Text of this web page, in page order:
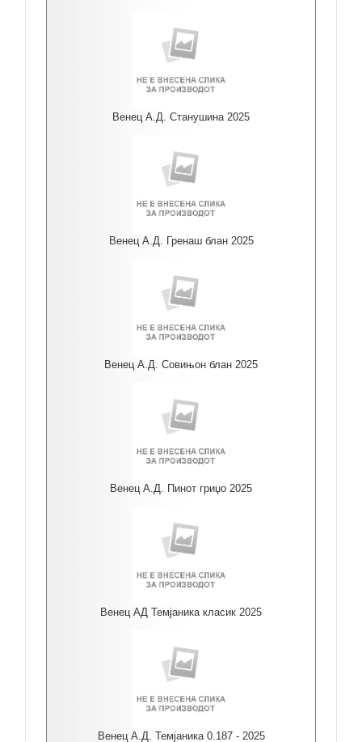
Венец А.Д. Станушина 2025
Венец А.Д. Гренаш блан 2025
Венец А.Д. Совињон блан 2025
Венец А.Д. Пинот гриџо 2025
Венец АД Темјаника класик 2025
Венец А.Д. Темјаника 0.187 - 2025